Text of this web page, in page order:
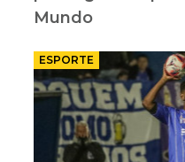
Mundo
ESPORTE